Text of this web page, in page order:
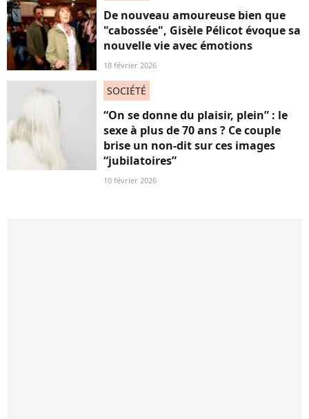
De nouveau amoureuse bien que
"cabossée", Gisèle Pélicot évoque sa
nouvelle vie avec émotions
18 février 2026
SOCIÉTÉ
“On se donne du plaisir, plein” : le
sexe à plus de 70 ans ? Ce couple
brise un non-dit sur ces images
“jubilatoires”
10 février 2026